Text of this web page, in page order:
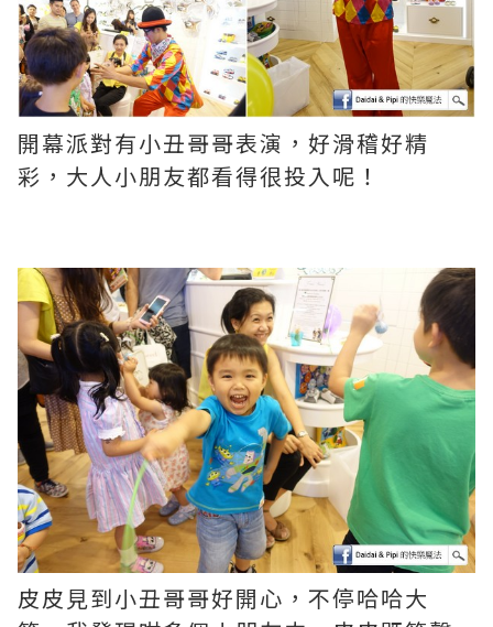
開幕派對有小丑哥哥表演，好滑稽好精
彩，大人小朋友都看得很投入呢！
皮皮見到小丑哥哥好開心，不停哈哈大